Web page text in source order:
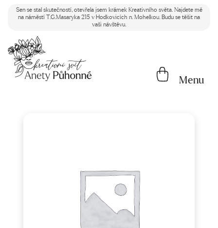
Sen se stal skutečností, otevřela jsem krámek Kreativního světa. Najdete mě
na náměstí T.G.Masaryka 215 v Hodkovicích n. Mohelkou. Budu se těšit na
vaši návštěvu.
Menu